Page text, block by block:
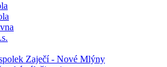
Zaječí - Nové Mlýny